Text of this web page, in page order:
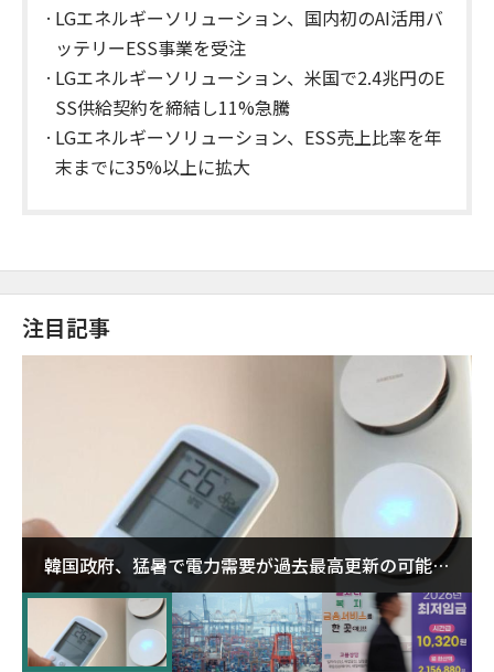
LGエネルギーソリューション、国内初のAI活用バ
ッテリーESS事業を受注
LGエネルギーソリューション、米国で2.4兆円のE
SS供給契約を締結し11%急騰
LGエネルギーソリューション、ESS売上比率を年
末までに35%以上に拡大
注目記事
韓国政府、猛暑で電力需要が過去最高更新の可能性
に需給対応体制を点検